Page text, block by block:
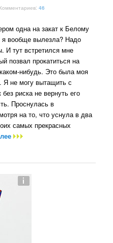
46
одна на закат к Белому
вообще вылезла? Надо
И тут встретился мне
позвал прокатиться на
нибудь. Это была моя
Я не могу вытащить с
риска не вернуть его
Проснулась в
на то, что уснула в два
самых прекрасных